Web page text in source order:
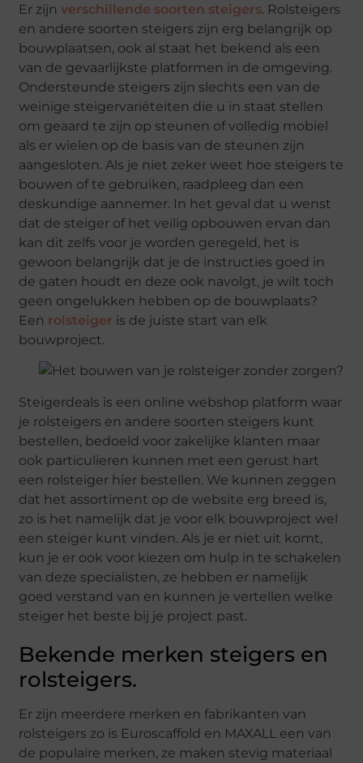
Er zijnverschillende soorten steigers. Rolsteigers
en andere soorten steigers zijn erg belangrijk op
bouwplaatsen, ook al staat het bekend als een
van de gevaarlijkste platformen in de omgeving.
Ondersteunde steigers zijn slechts een van de
weinige steigervariëteiten die u in staat stellen
om geaard te zijn op steunen of volledig mobiel
als er wielen op de basis van de steunen zijn
aangesloten. Als je niet zeker weet hoe steigers te
bouwen of te gebruiken, raadpleeg dan een
deskundige aannemer. In het geval dat u wenst
dat de steiger of het veilig opbouwen ervan dan
kan dit zelfs voor je worden geregeld, het is
gewoon belangrijk dat je de instructies goed in
de gaten houdt en deze ook navolgt, je wilt toch
geen ongelukken hebben op de bouwplaats?
Een rolsteiger is de juiste start van elk
bouwproject.
Steigerdeals is een online webshop platform waar
je rolsteigers en andere soorten steigers kunt
bestellen, bedoeld voor zakelijke klanten maar
ook particulieren kunnen met een gerust hart
een rolsteiger hier bestellen. We kunnen zeggen
dat het assortiment op de website erg breed is,
zo is het namelijk dat je voor elk bouwproject wel
een steiger kunt vinden. Als je er niet uit komt,
kun je er ook voor kiezen om hulp in te schakelen
van deze specialisten, ze hebben er namelijk
goed verstand van en kunnen je vertellen welke
steiger het beste bij je project past.
Bekende merken steigers en
rolsteigers.
Er zijn meerdere merken en fabrikanten van
rolsteigers zo is Euroscaffold en MAXALL een van
de populaire merken, ze maken stevig materiaal